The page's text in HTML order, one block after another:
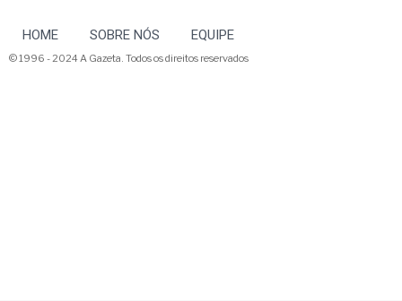
HOME SOBRE NÓS EQUIPE
© 1996 - 2024 A Gazeta. Todos os direitos reservados